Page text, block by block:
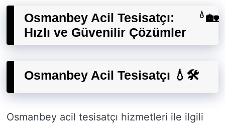
Osmanbey Acil Tesisatçı:
Hızlı ve Güvenilir Çözümler
💧 🏡
Osmanbey Acil Tesisatçı 💧🛠️
Osmanbey acil tesisatçı hizmetleri ile ilgili